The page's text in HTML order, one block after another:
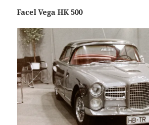
Facel Vega HK 500